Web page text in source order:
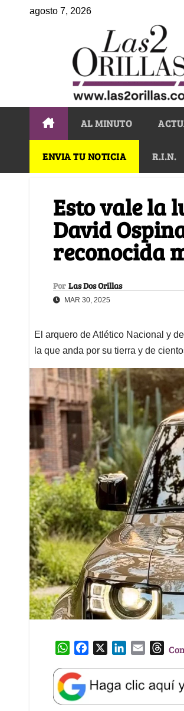
agosto 7, 2026
AL MINUTO
ENVIA TU NOTICIA R.I.N.
Esto vale la
David
reconocida
Por Las Dos Orillas
MAR 30, 2025
El arquero de Atlético Nacional y
la que anda por su tierra y de
W
a
t
s
e
b
k
e
l
T
e
a